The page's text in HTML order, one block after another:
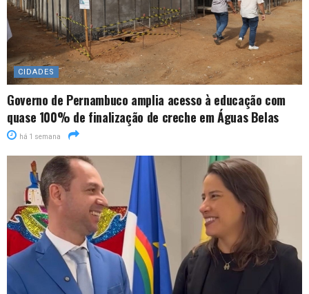
CIDADES
Governo de Pernambuco amplia acesso à educação com
quase 100% de finalização de creche em Águas Belas
há 1 semana